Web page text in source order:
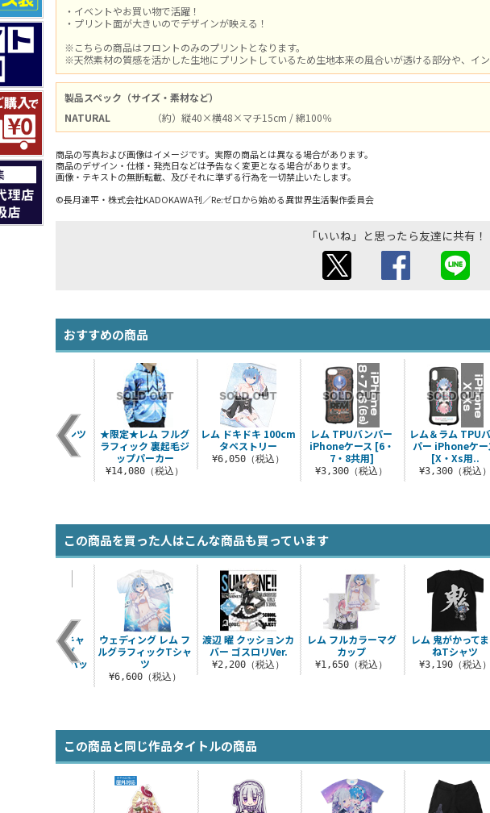
・イベントやお買い物で活躍！
・プリント面が大きいのでデザインが映える！
※こちらの商品はフロントのみのプリントとなります。
※天然素材の質感を活かした生地にプリントしているため生地本来の風合いが透ける部分や、イン
製品スペック（サイズ・素材など）
NATURAL
（約）縦40×横48×マチ15cm / 綿100％
商品の写真および画像はイメージです。実際の商品とは異なる場合があります。
商品のデザイン・仕様・発売日などは予告なく変更となる場合があります。
画像・テキストの無断転載、及びそれに準ずる行為を一切禁止いたします。
©長月達平・株式会社KADOKAWA刊／Re:ゼロから始める異世界生活製作委員会
「いいね」と思ったら友達に共有！
おすすめの商品
レム TPUバンパー
iPhoneケース [6・
7・8共用]
¥3,300（税込）
レム＆ラム TPU
パー iPhoneケー
[X・Xs用..
¥3,300（税込）
レム ボクサーパンツ
¥2,530（税込）
★限定★レム フルグ
ラフィック 裏起毛ジ
ップパーカー
¥14,080（税込）
レム ドキドキ 100cm
タペストリー
¥6,050（税込）
この商品を買った人はこんな商品も買っています
レム フルカラーマグ
カップ
¥1,650（税込）
レム 鬼がかって
ねTシャツ
¥3,190（税込）
ゆるキャン△×キャ
プテンスタッグ
2way防水トートバッ
ウェディング レム フ
ルグラフィックTシャ
ツ
¥6,600（税込）
渡辺 曜 クッションカ
バー ゴスロリVer.
¥2,200（税込）
この商品と同じ作品タイトルの商品